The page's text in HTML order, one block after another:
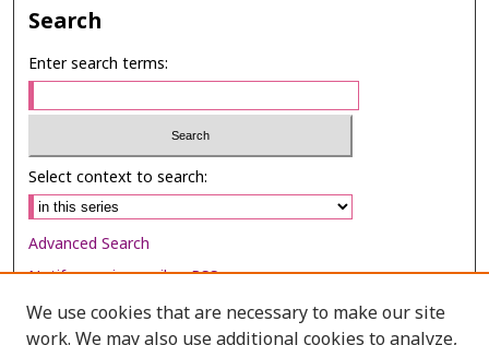
Search
Enter search terms:
Select context to search:
Advanced Search
Notify me via email orRSS
Browse
We use cookies that are necessary to make our site
work. We may also use additional cookies to analyze,